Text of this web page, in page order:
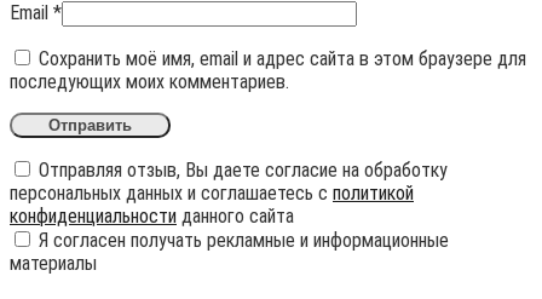
Email *
Сохранить моё имя, email и адрес сайта в этом браузере для
последующих моих комментариев.
Отправляя отзыв, Вы даете согласие на обработку
персональных данных и соглашаетесь с политикой
конфиденциальности данного сайта
Я согласен получать рекламные и информационные
материалы